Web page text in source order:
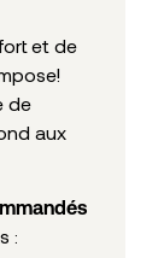
et de
de
aux
: